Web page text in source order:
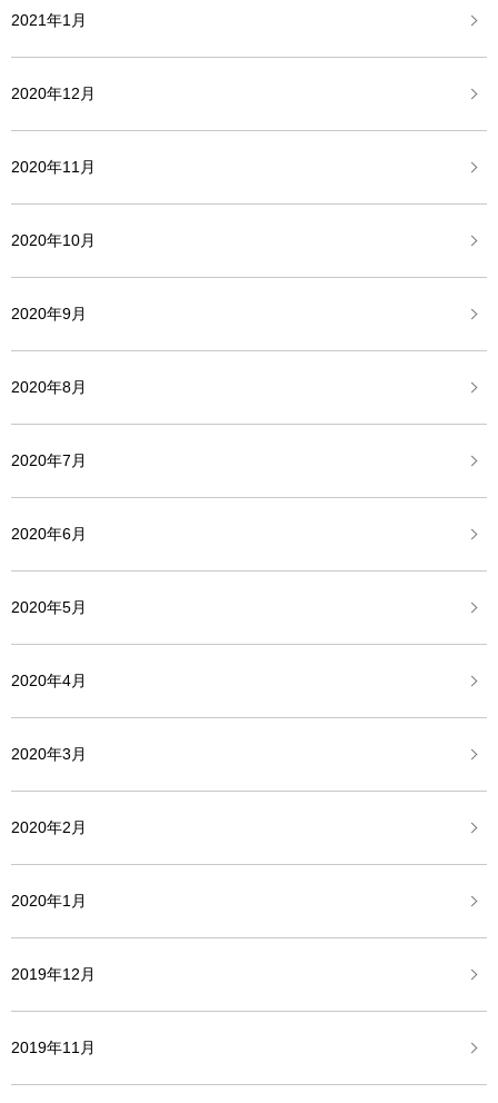
2021年1月
2020年12月
2020年11月
2020年10月
2020年9月
2020年8月
2020年7月
2020年6月
2020年5月
2020年4月
2020年3月
2020年2月
2020年1月
2019年12月
2019年11月